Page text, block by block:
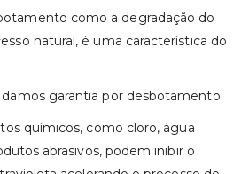
como a degradação do
natural, é uma característica do
garantia por desbotamento.
químicos, como cloro, água
abrasivos, podem inibir o